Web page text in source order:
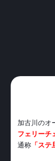
加古川のオ
フェリーチ
通称 「ステ